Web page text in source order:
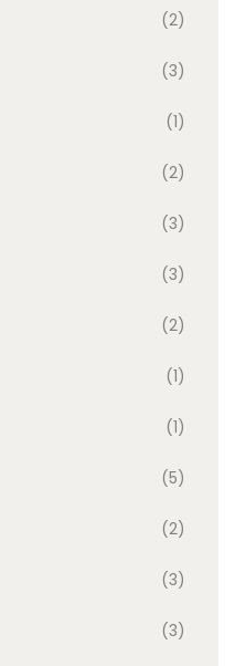
(2)
(3)
(1)
(2)
(3)
(3)
(2)
(1)
(1)
(5)
(2)
(3)
(3)